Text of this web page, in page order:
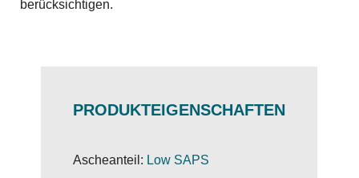
berücksichtigen.
PRODUKTEIGENSCHAFTEN
Ascheanteil: Low SAPS